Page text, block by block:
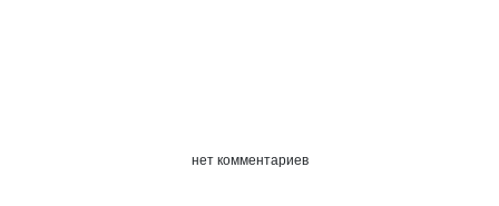
нет комментариев